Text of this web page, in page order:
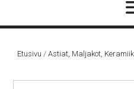
Etusivu / Astiat, Maljakot,